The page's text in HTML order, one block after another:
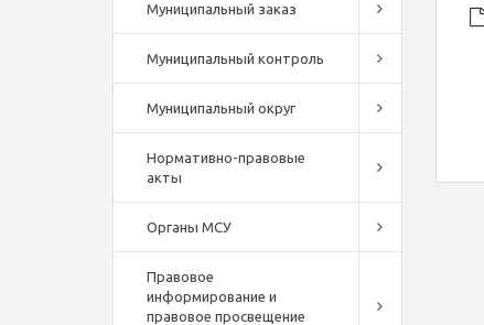
Муниципальный заказ
Муниципальный контроль
Муниципальный округ
Нормативно-правовые
акты
Органы МСУ
Правовое
информирование и
правовое просвещение